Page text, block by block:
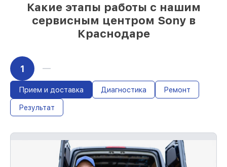
Какие этапы работы с нашим
сервисным центром Sony в
Краснодаре
1
Прием и доставка Диагностика Ремонт
Результат